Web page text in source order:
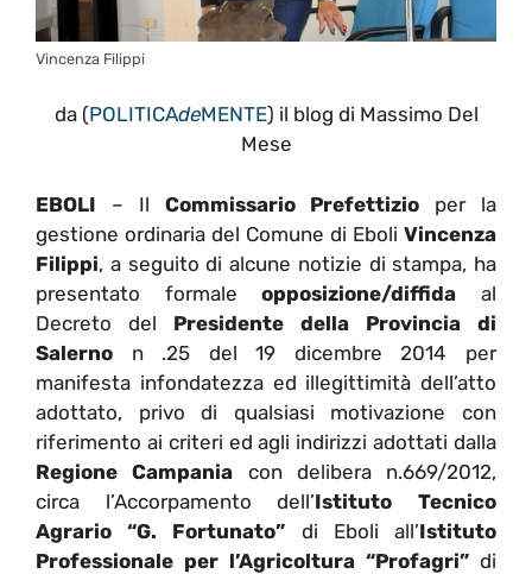
Vincenza Filippi
da (POLITICAdeMENTE) il blog di Massimo Del
Mese
EBOLI – Il Commissario Prefettizio per la
gestione ordinaria del Comune di Eboli Vincenza
Filippi, a seguito di alcune notizie di stampa, ha
presentato formaleopposizione/diffida al
Decreto del Presidente della Provincia di
Salerno n .25 del 19 dicembre 2014 per
manifesta infondatezza ed illegittimità dell’atto
adottato, privo di qualsiasi motivazione con
riferimento ai criteri ed agli indirizzi adottati dalla
Regione Campania con delibera n.669/2012,
circa l’Accorpamento dell’Istituto Tecnico
Agrario “G. Fortunato” di Eboli all’Istituto
Professionale per l’Agricoltura “Profagri” di